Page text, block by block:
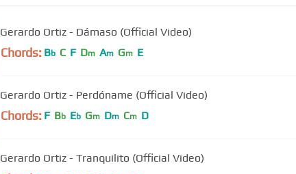
Gerardo Ortiz - Dámaso (Official Video)
Chords: Bb C F Dm Am Gm E
Gerardo Ortiz - Perdóname (Official Video)
Chords: F Bb Eb Gm Dm Cm D
Gerardo Ortiz - Tranquilito (Official Video)